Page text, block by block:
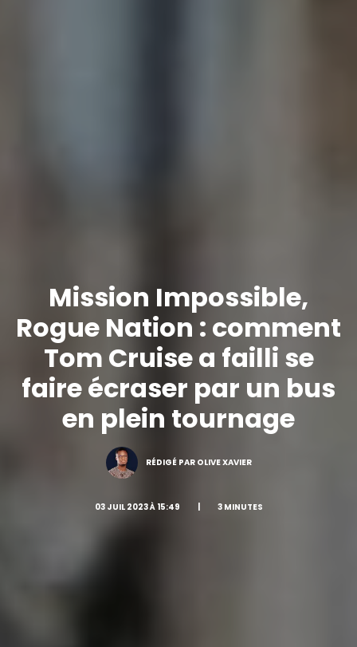
Mission Impossible,
Rogue Nation : comment
Tom Cruise a failli se
faire écraser par un bus
en plein tournage
RÉDIGÉ PAR OLIVE XAVIER
03 JUIL 2023 À 15:49 | 3 MINUTES